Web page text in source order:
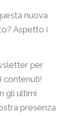
nuova
Aspetto i
per
contenuti!
gli ultimi
presenza